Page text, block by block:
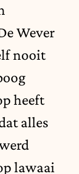
Wever
nooit
heeft
alles
lawaai